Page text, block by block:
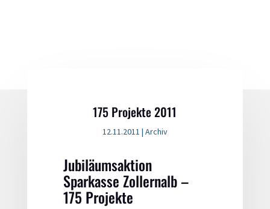
175 Projekte 2011
12.11.2011 | Archiv
Jubiläumsaktion
Sparkasse Zollernalb –
175 Projekte